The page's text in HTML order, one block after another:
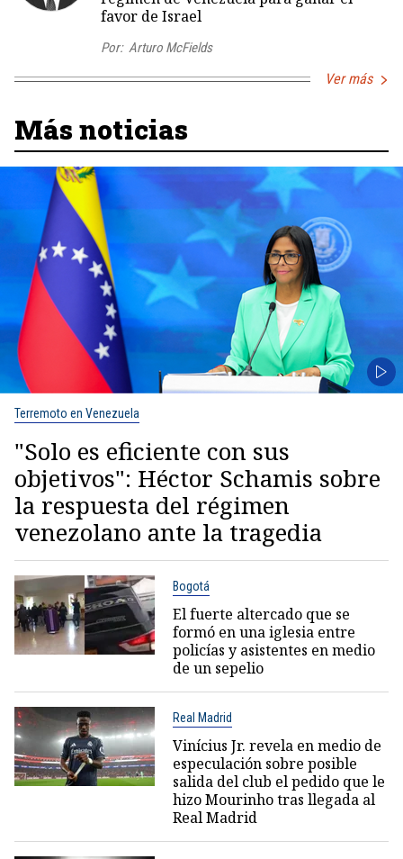
favor de Israel
Por: Arturo McFields
Ver más
Más noticias
Terremoto en Venezuela
"Solo es eficiente con sus
objetivos": Héctor Schamis sobre
la respuesta del régimen
venezolano ante la tragedia
Bogotá
El fuerte altercado que se
formó en una iglesia entre
policías y asistentes en medio
de un sepelio
Real Madrid
Vinícius Jr. revela en medio de
especulación sobre posible
salida del club el pedido que le
hizo Mourinho tras llegada al
Real Madrid